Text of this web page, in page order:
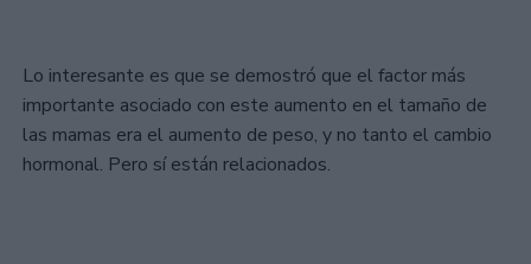
Lo interesante es que se demostró que el factor más
importante asociado con este aumento en el tamaño de
las mamas era el aumento de peso, y no tanto el cambio
hormonal. Pero sí están relacionados.